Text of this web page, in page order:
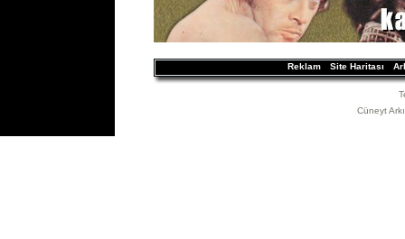
Reklam Site Haritası
Cüneyt